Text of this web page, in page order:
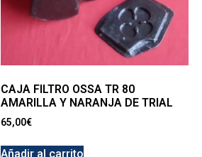
CAJA FILTRO OSSA TR 80
AMARILLA Y NARANJA DE TRIAL
65,00€
Añadir al carrito